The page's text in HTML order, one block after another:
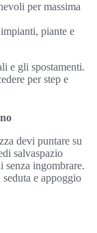
per massima
piante e
e gli spostamenti.
per step e
devi puntare su
salvaspazio
ingombrare.
e appoggio